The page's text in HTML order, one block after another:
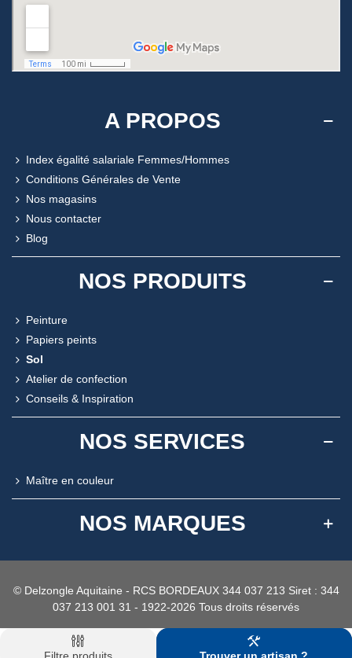
A PROPOS
Index égalité salariale Femmes/Hommes
Conditions Générales de Vente
Nos magasins
Nous contacter
Blog
NOS PRODUITS
Peinture
Papiers peints
Sol
Atelier de confection
Conseils & Inspiration
NOS SERVICES
Maître en couleur
NOS MARQUES
© Delzongle Aquitaine - RCS BORDEAUX 344 037 213 Siret : 344
037 213 001 31 - 1922-2026 Tous droits réservés